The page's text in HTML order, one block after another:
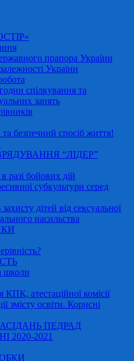
прапора України
України
спілкування та
занять
безпечний спосіб життя!
“ЛІДЕР”
бойових дій
субкультури серед
дітей від сексуальної
насильства
школи
атестаційної комісії
змісту освіти. Корисні
ПЕДРАД
2020-2021